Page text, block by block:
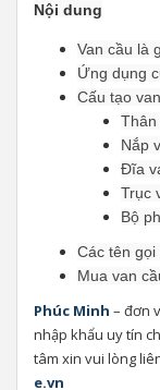
Nội dung
Van cầu là
Ứng dụng
Cấu tạo
Thân
Nắp
Đĩa
Trục
Bộ
Các tên
Mua van
Phúc Minh – đơn
nhập khẩu uy tín
tâm xin vui lòng
e.vn